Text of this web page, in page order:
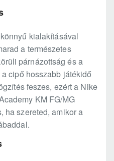
kialakításával
a természetes
párnázottság és a
cipő hosszabb játékidő
feszes, ezért a Nike
KM FG/MG
ha szereted, amikor a